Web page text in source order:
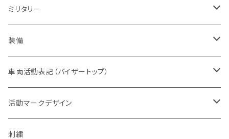
赤色系
黄色系
POLICE・警察
バッジ
パッチ（ワッペン）
取扱権利（販売など）
オフィスウエア
パブ衣装
ナイトウエア
ドライウエア
メンズ
ドライウエア
レディス
メンズ
ミリタリー
ベスト
帽子
ベルト
バッグ
装備
ヘルメット
デルタブランド
乗車型
キャップ
刺繍
フェイスマスク
車両活動表記（バイザートップ）
緊急時表示
警戒表示
活動マークデザイン
活動チームマーク
刺繍